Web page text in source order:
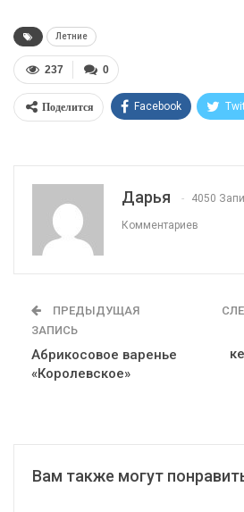
Летние
0
237
Поделится Facebook
Дарья 4050
Комментариев
ПРЕДЫДУЩАЯ
ЗАПИСЬ
Абрикосовое варенье
«Королевское»
Вам также могут